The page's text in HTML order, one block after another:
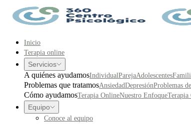
Inicio
Terapia online
Servicios
A quiénes ayudamosIndividualParejaAdolescentes
Problemas que tratamosAnsiedadDepresiónProblemas
Cómo ayudamosTerapia OnlineNuestro EnfoqueTerapia
Equipo
Conoce al equipo